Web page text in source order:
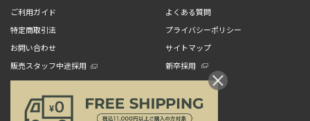
ご利用ガイド
よくある質問
特定商取引法
プライバシーポリシー
お問い合わせ
サイトマップ
販売スタッフ中途採用
新卒採用